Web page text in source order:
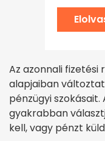
Az azonnali
alapjaiban
pénzügyi
gyakrabban
kell, vagy pénzt